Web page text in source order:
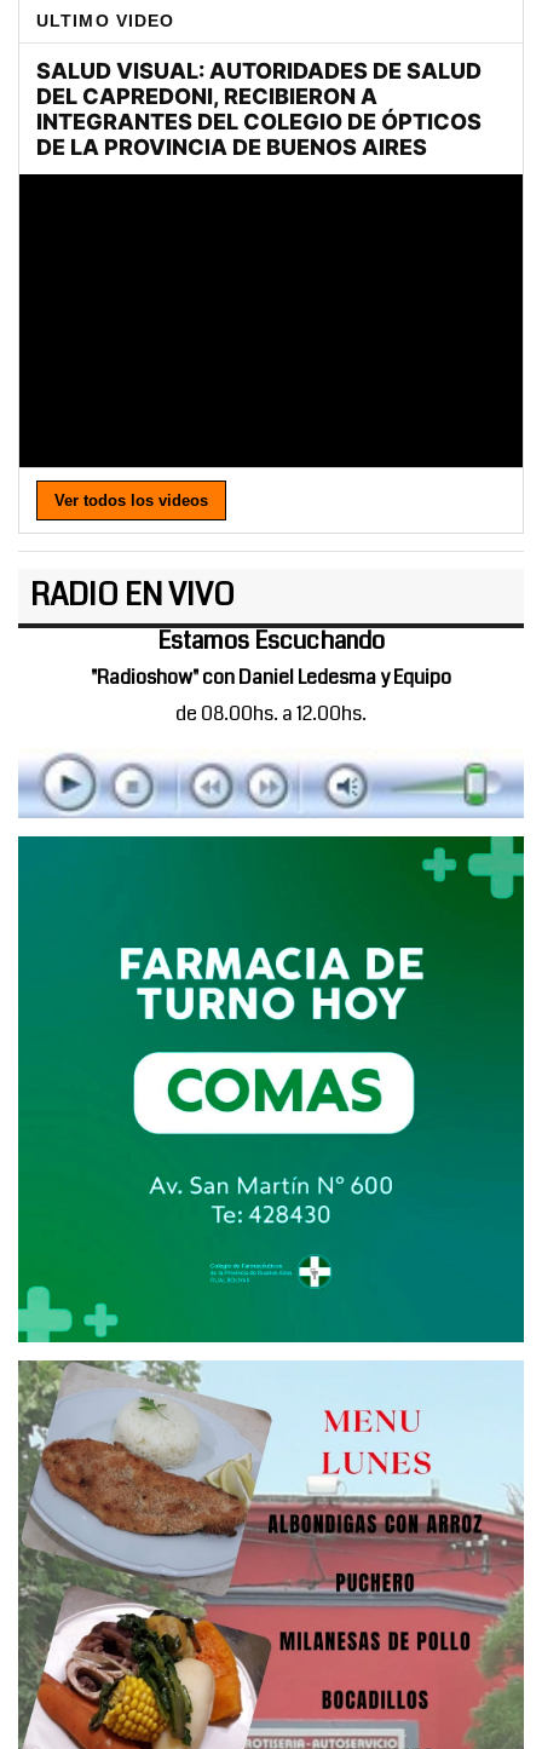
ULTIMO VIDEO
Ver todos los videos
RADIO EN VIVO
Estamos Escuchando
"Radioshow" con Daniel Ledesma y Equipo
de 08.00hs. a 12.00hs.